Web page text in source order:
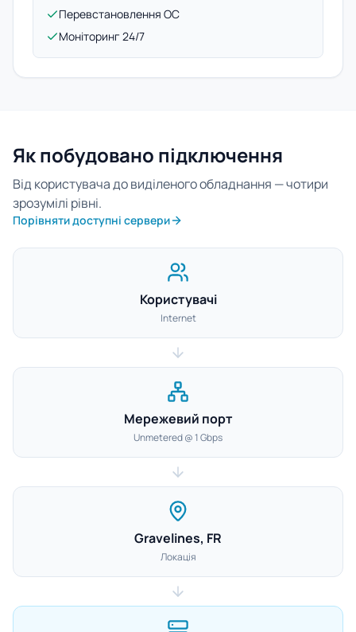
Перевстановлення ОС
Моніторинг 24/7
Як побудовано підключення
Від користувача до виділеного обладнання — чотири
зрозумілі рівні.
Порівняти доступні сервери
Користувачі
Internet
Мережевий порт
Unmetered @ 1 Gbps
Gravelines, FR
Локація